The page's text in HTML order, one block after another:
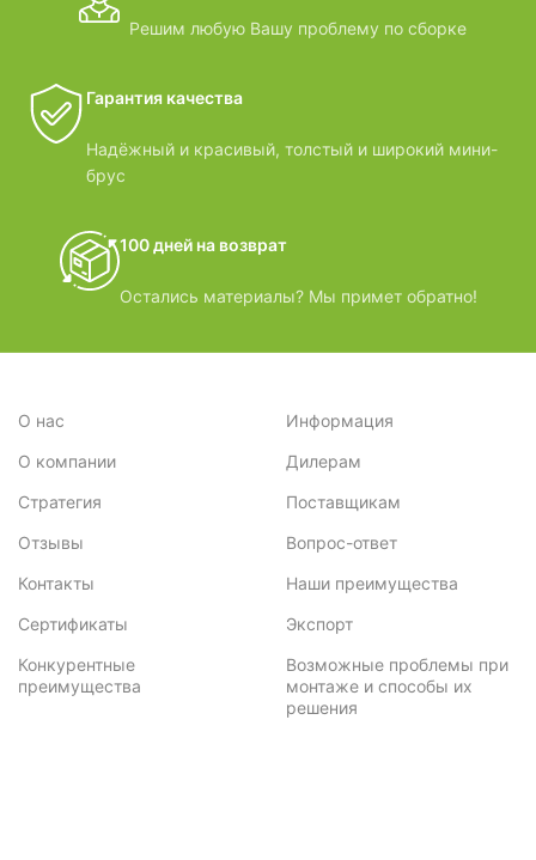
Решим любую Вашу проблему по сборке
Гарантия качества
Надёжный и красивый, толстый и широкий мини-
брус
100 дней на возврат
Остались материалы? Мы примет обратно!
О нас
О компании
Стратегия
Отзывы
Контакты
Сертификаты
Конкурентные
преимущества
Информация
Дилерам
Поставщикам
Вопрос-ответ
Наши преимущества
Экспорт
Возможные проблемы при
монтаже и способы их
решения